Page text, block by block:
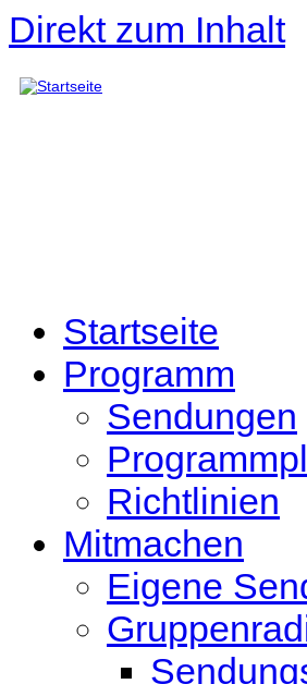
Direkt zum Inhalt
Startseite
Programm
Sendungen
Richtlinien
Mitmachen
Eigene